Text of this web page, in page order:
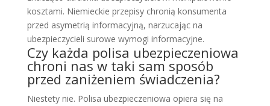
kosztami. Niemieckie przepisy chronią konsumenta
przed asymetrią informacyjną, narzucając na
ubezpieczycieli surowe wymogi informacyjne.
Czy każda polisa ubezpieczeniowa
chroni nas w taki sam sposób
przed zaniżeniem świadczenia?
Niestety nie. Polisa ubezpieczeniowa opiera się na